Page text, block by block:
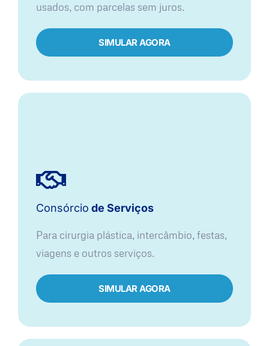
usados, com parcelas sem juros.
SIMULAR AGORA
Consórcio de Serviços
Para cirurgia plástica, intercâmbio, festas,
viagens e outros serviços.
SIMULAR AGORA